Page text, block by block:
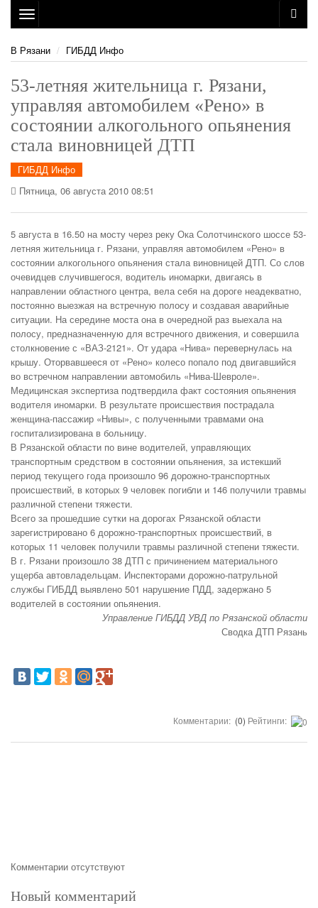
Toggle
navigation
В Рязани
ГИБДД Инфо
53-летняя жительница г. Рязани,
управляя автомобилем «Рено» в
состоянии алкогольного опьянения
стала виновницей ДТП
ГИБДД Инфо
Пятница, 06 августа 2010 08:51
5 августа в 16.50 на мосту через реку Ока Солотчинского шоссе 53-
летняя жительница г. Рязани, управляя автомобилем «Рено» в
состоянии алкогольного опьянения стала виновницей ДТП. Со слов
очевидцев случившегося, водитель иномарки, двигаясь в
направлении областного центра, вела себя на дороге неадекватно,
постоянно выезжая на встречную полосу и создавая аварийные
ситуации. На середине моста она в очередной раз выехала на
полосу, предназначенную для встречного движения, и совершила
столкновение с «ВАЗ-2121». От удара «Нива» перевернулась на
крышу. Оторвавшееся от «Рено» колесо попало под двигавшийся
во встречном направлении автомобиль «Нива-Шевроле».
Медицинская экспертиза подтвердила факт состояния опьянения
водителя иномарки. В результате происшествия пострадала
женщина-пассажир «Нивы», с полученными травмами она
госпитализирована в больницу.
В Рязанской области по вине водителей, управляющих
транспортным средством в состоянии опьянения, за истекший
период текущего года произошло 96 дорожно-транспортных
происшествий, в которых 9 человек погибли и 146 получили травмы
различной степени тяжести.
Всего за прошедшие сутки на дорогах Рязанской области
зарегистрировано 6 дорожно-транспортных происшествий, в
которых 11 человек получили травмы различной степени тяжести.
В г. Рязани произошло 38 ДТП с причинением материального
ущерба автовладельцам. Инспекторами дорожно-патрульной
службы ГИБДД выявлено 501 нарушение ПДД, задержано 5
водителей в состоянии опьянения.
Управление ГИБДД УВД по Рязанской области
Сводка ДТП Рязань
Комментарии: (0) Рейтинги:
Комментарии отсутствуют
Новый комментарий